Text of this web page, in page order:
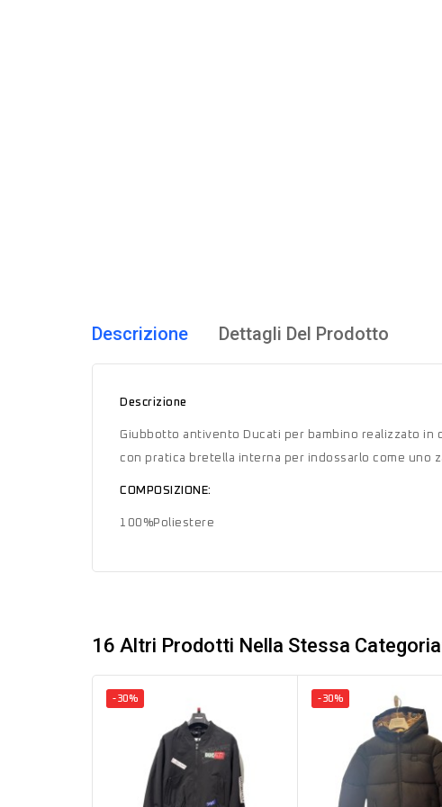
Descrizione Dettagli Del Prodotto
Descrizione
Giubbotto antivento Ducati per bambino realizzato in
con pratica bretella interna per indossarlo come uno
COMPOSIZIONE:
100%Poliestere
16 Altri Prodotti Nella Stessa
-30% -30%